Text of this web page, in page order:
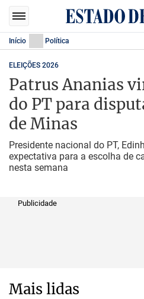
Início Política
ELEIÇÕES 2026
Patrus Ananias
do PT para
de Minas
Presidente nacional do PT,
expectativa para a escolha de
nesta semana
Publicidade
Mais lidas